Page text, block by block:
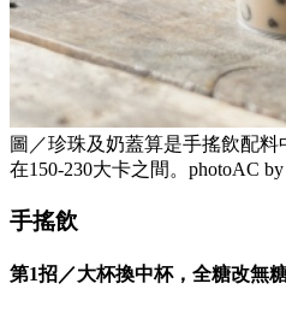
圖／珍珠及奶蓋算是手搖飲配料
在150-230大卡之間。photoAC by
手搖飲
第1招／大杯換中杯，全糖改無